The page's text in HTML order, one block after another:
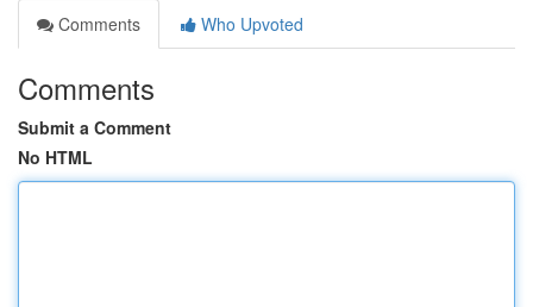
Comments
Who Upvoted
Comments
Submit a Comment
No HTML